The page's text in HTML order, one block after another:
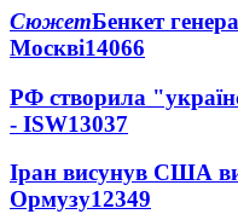
СюжетБенкет
Москві14066
РФ створила
- ISW13037
Іран висунув США
Ормузу12349